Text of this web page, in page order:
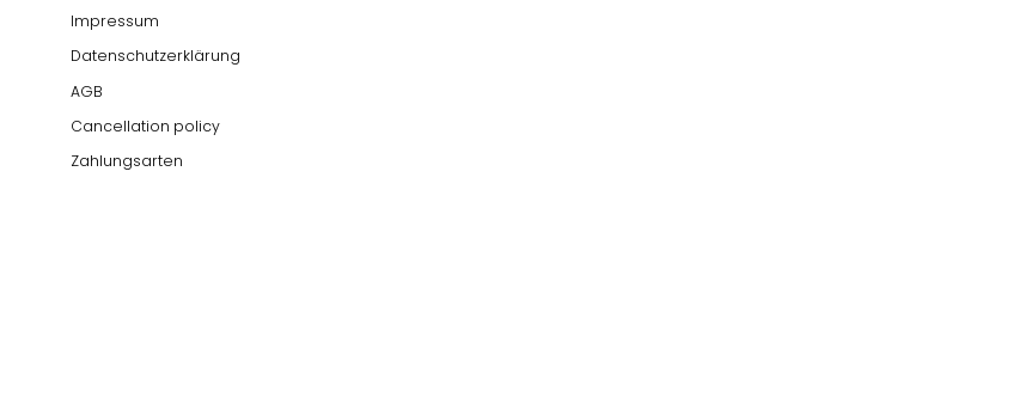
Impressum
Datenschutzerklärung
AGB
Cancellation policy
Zahlungsarten